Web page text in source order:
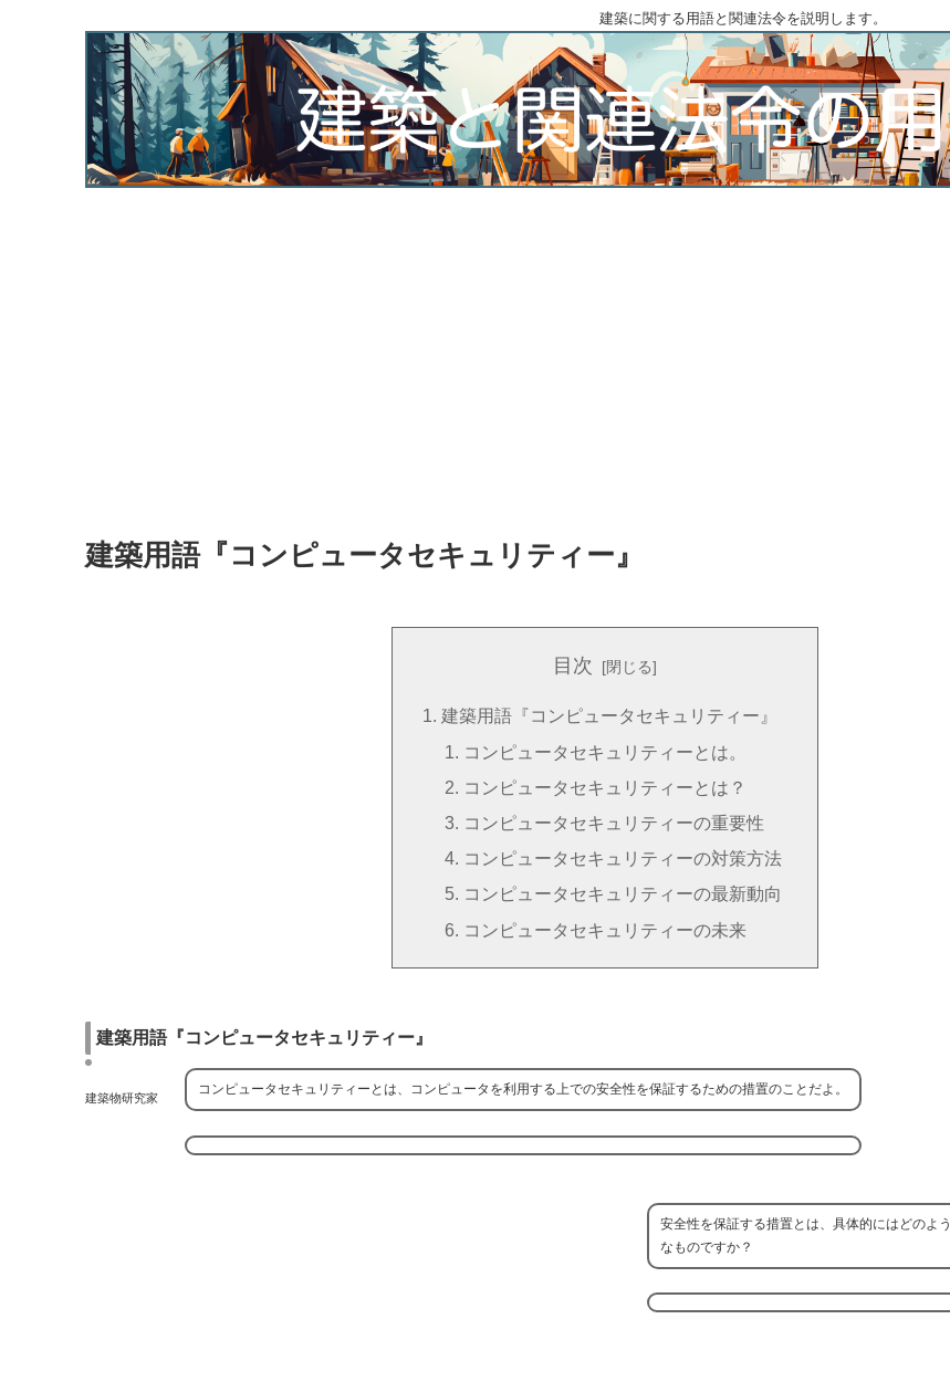
建築に関する用語と関連法令を説明します。
建築用語『コンピュータセキュリティー』
目次
建築用語『コンピュータセキュリティー』
コンピュータセキュリティーとは。
コンピュータセキュリティーとは？
コンピュータセキュリティーの重要性
コンピュータセキュリティーの対策方法
コンピュータセキュリティーの最新動向
コンピュータセキュリティーの未来
建築用語『コンピュータセキュリティー』
建築物研究家
コンピュータセキュリティーとは、コンピュータを利用する上での安全性を保証するための措置のことだよ。
安全性を保証する措置とは、具体的にはどのよう
なものですか？